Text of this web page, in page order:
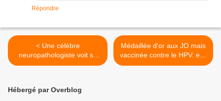
Répondre
< Une célèbre
neuropathologiste voit sa
carrière détruite pour avoir
Secoué »
Médaillée d'or aux JO mais
vaccinée contre le HPV: elle
décède... d'un cancer du
Hébergé par Overblog